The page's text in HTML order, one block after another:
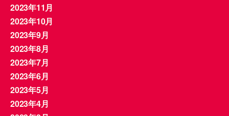
2023年11月
2023年10月
2023年9月
2023年8月
2023年7月
2023年6月
2023年5月
2023年4月